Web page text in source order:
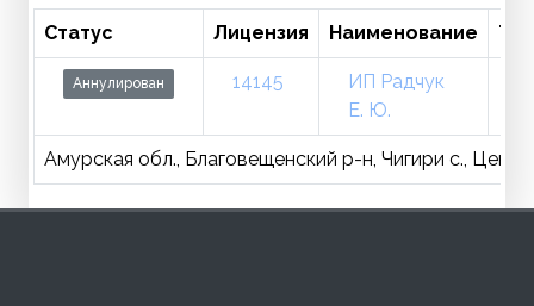
Статус Лицензия Наименование
Аннулирован 14145
ИП Радчук
Е. Ю.
Амурская обл., Благовещенский р-н, Чигири с.,